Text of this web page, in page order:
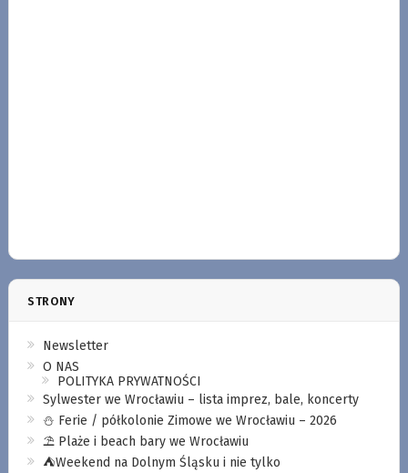
STRONY
Newsletter
O NAS
POLITYKA PRYWATNOŚCI
Sylwester we Wrocławiu – lista imprez, bale, koncerty
⛄️ Ferie / półkolonie Zimowe we Wrocławiu – 2026
⛱️ Plaże i beach bary we Wrocławiu
⛺️Weekend na Dolnym Śląsku i nie tylko